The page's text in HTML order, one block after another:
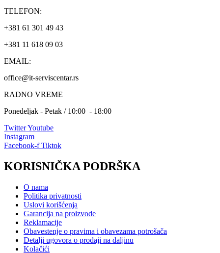
TELEFON:
+381 61 301 49 43
+381 11 618 09 03
EMAIL:
office@it-serviscentar.rs
RADNO VREME
Ponedeljak - Petak / 10:00 - 18:00
TwitterYoutube
Instagram
Facebook-f Tiktok
KORISNIČKA PODRŠKA
O nama
Politika privatnosti
Uslovi korišćenja
Garancija na proizvode
Reklamacije
Obavestenje o pravima i obavezama potrošača
Detalji ugovora o prodaji na daljinu
Kolačići